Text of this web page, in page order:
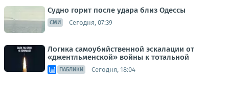
Судно горит после удара близ Одессы
СМИ Сегодня, 07:39
Логика самоубийственной эскалации от
«джентльменской» войны к тотальной
ПАБЛИКИ Сегодня, 18:04